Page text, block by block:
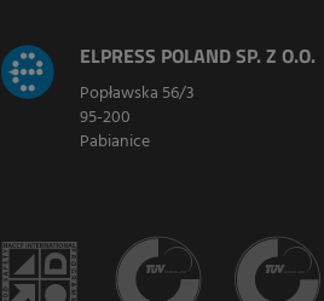
ELPRESS POLAND SP. Z O.O.
Popławska 56/3
95-200
Pabianice